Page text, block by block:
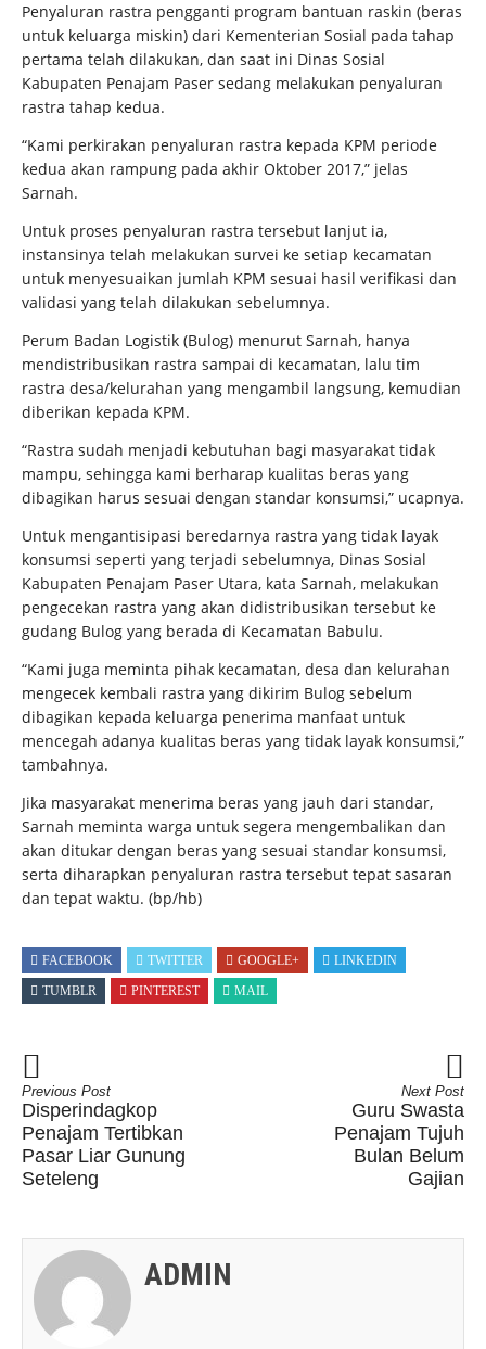
Penyaluran rastra pengganti program bantuan raskin (beras
untuk keluarga miskin) dari Kementerian Sosial pada tahap
pertama telah dilakukan, dan saat ini Dinas Sosial
Kabupaten Penajam Paser sedang melakukan penyaluran
rastra tahap kedua.
“Kami perkirakan penyaluran rastra kepada KPM periode
kedua akan rampung pada akhir Oktober 2017,” jelas
Sarnah.
Untuk proses penyaluran rastra tersebut lanjut ia,
instansinya telah melakukan survei ke setiap kecamatan
untuk menyesuaikan jumlah KPM sesuai hasil verifikasi dan
validasi yang telah dilakukan sebelumnya.
Perum Badan Logistik (Bulog) menurut Sarnah, hanya
mendistribusikan rastra sampai di kecamatan, lalu tim
rastra desa/kelurahan yang mengambil langsung, kemudian
diberikan kepada KPM.
“Rastra sudah menjadi kebutuhan bagi masyarakat tidak
mampu, sehingga kami berharap kualitas beras yang
dibagikan harus sesuai dengan standar konsumsi,” ucapnya.
Untuk mengantisipasi beredarnya rastra yang tidak layak
konsumsi seperti yang terjadi sebelumnya, Dinas Sosial
Kabupaten Penajam Paser Utara, kata Sarnah, melakukan
pengecekan rastra yang akan didistribusikan tersebut ke
gudang Bulog yang berada di Kecamatan Babulu.
“Kami juga meminta pihak kecamatan, desa dan kelurahan
mengecek kembali rastra yang dikirim Bulog sebelum
dibagikan kepada keluarga penerima manfaat untuk
mencegah adanya kualitas beras yang tidak layak konsumsi,”
tambahnya.
Jika masyarakat menerima beras yang jauh dari standar,
Sarnah meminta warga untuk segera mengembalikan dan
akan ditukar dengan beras yang sesuai standar konsumsi,
serta diharapkan penyaluran rastra tersebut tepat sasaran
dan tepat waktu. (bp/hb)
FACEBOOK TWITTER GOOGLE+
LINKEDIN
TUMBLR
PINTEREST MAIL
Previous Post
Disperindagkop
Penajam Tertibkan
Pasar Liar Gunung
Seteleng
Next Post
Guru Swasta
Penajam Tujuh
Bulan Belum
Gajian
ADMIN